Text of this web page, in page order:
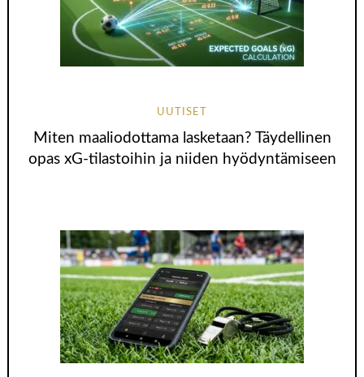
UUTISET
Miten maaliodottama lasketaan? Täydellinen
opas xG-tilastoihin ja niiden hyödyntämiseen